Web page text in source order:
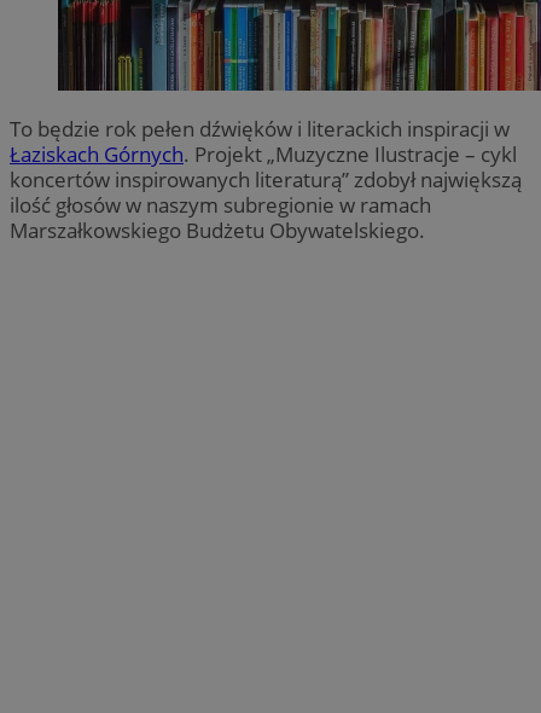
To będzie rok pełen dźwięków i literackich inspiracji w
Łaziskach Górnych. Projekt „Muzyczne Ilustracje – cykl
koncertów inspirowanych literaturą” zdobył największą
ilość głosów w naszym subregionie w ramach
Marszałkowskiego Budżetu Obywatelskiego.